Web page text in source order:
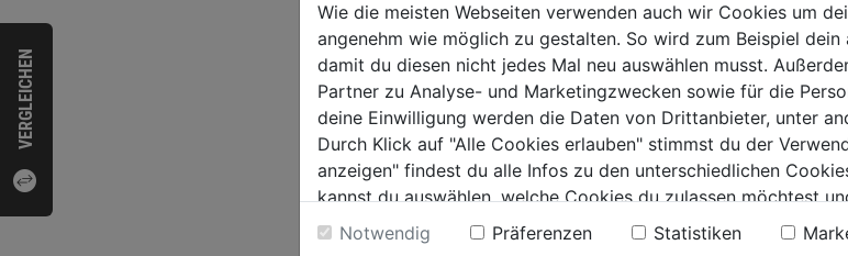
VERGLEICHEN
e ZSM-XL 890/700 -
SET Advanced-Line
0.0
von
5
Sternen.
4029€
Steinbandsäge
500 230V für
Trockenschnitt
(0)
0.0
von
5
4459€
Wie die meisten Webseiten verwenden auch wir Cookies um
angenehm wie möglich zu gestalten. So wird zum Beispiel
damit du diesen nicht jedes Mal neu auswählen musst.
Partner zu Analyse- und Marketingzwecken sowie für die
deine Einwilligung werden die Daten von Drittanbieter, unter
Durch Klick auf "Alle Cookies erlauben" stimmst du der
anzeigen" findest du alle Infos zu den unterschiedlichen
kannst du auswählen, welche Cookies du zulassen möchtest
Weitere Informationen findest du in unserer
Notwendig Präferenzen Statistiken